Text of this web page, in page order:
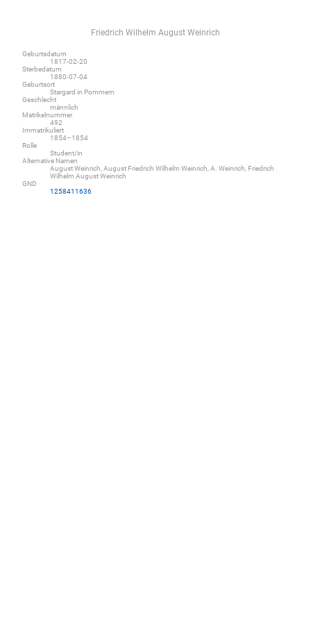
Friedrich Wilhelm August Weinrich
Geburtsdatum
1817-02-20
Sterbedatum
1880-07-04
Geburtsort
Stargard in Pommern
Geschlecht
männlich
Matrikelnummer
492
Immatrikuliert
1854–1854
Rolle
Student/in
Alternative Namen
August Weinrich, August Friedrich Wilhelm Weinrich, A. Weinrich, Friedrich
Wilhelm August Weinrich
GND
1258411636